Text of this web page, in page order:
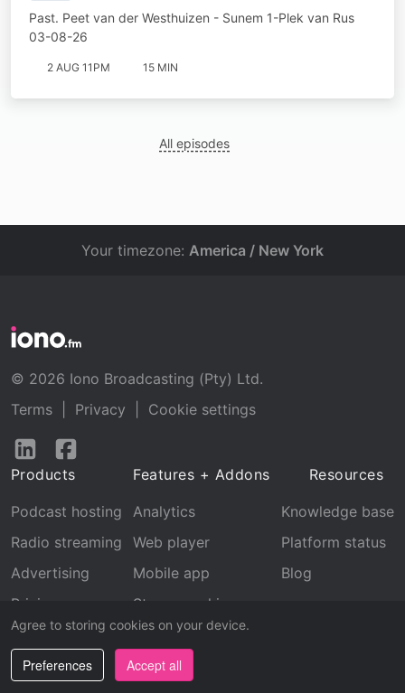
Past. Peet van der Westhuizen - Sunem 1-Plek van Rus
03-08-26
2 AUG 11PM 15 MIN
All episodes
Agree to storing cookies on your device.
Preferences Accept all
Your timezone: America / New York
© 2026 Iono Broadcasting (Pty) Ltd.
Terms
Privacy
Cookie settings
Follow
LinkedInFacebook
Products
Podcast hosting
Radio streaming
Advertising
Pricing
Features + Addons
Analytics
Web player
Mobile app
Stream archive
Recognition
Resources
Knowledge base
Platform status
Blog